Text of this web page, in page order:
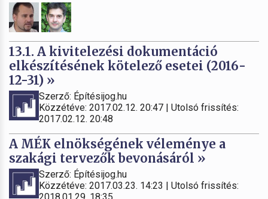
13.1. A kivitelezési dokumentáció
elkészítésének kötelező esetei (2016-
12-31) »
Szerző: Építésijog.hu
Közzétéve: 2017.02.12. 20:47 | Utolsó frissítés:
2017.02.12. 20:48
A MÉK elnökségének véleménye a
szakági tervezők bevonásáról »
Szerző: Építésijog.hu
Közzétéve: 2017.03.23. 14:23 | Utolsó frissítés: